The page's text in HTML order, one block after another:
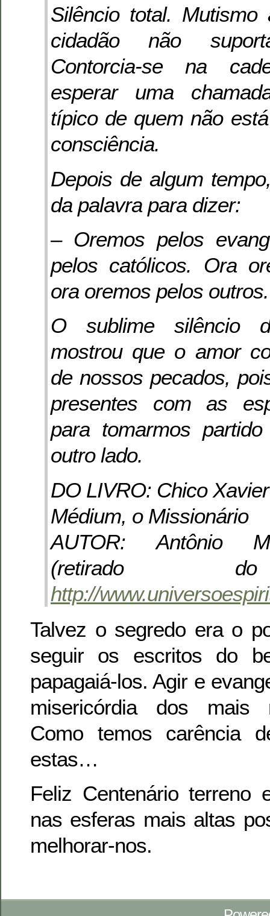
Silêncio total. Mutismo
cidadão não
Contorcia-se na
esperar uma
típico de quem não
consciência.
Depois de algum
da palavra para dizer:
– Oremos pelos
pelos católicos. Ora
ora oremos pelos outros.
O sublime silêncio
mostrou que o amor
de nossos pecados,
presentes com as
para tomarmos
outro lado.
DO LIVRO: Chico
Médium, o Missionário
AUTOR: Antônio
(retirado
http://
Talvez o segredo era o
seguir os escritos do
papagaiá-los. Agir e
misericórdia dos mais
Como temos carência
estas…
Feliz Centenário terreno
nas esferas mais altas
melhorar-nos.